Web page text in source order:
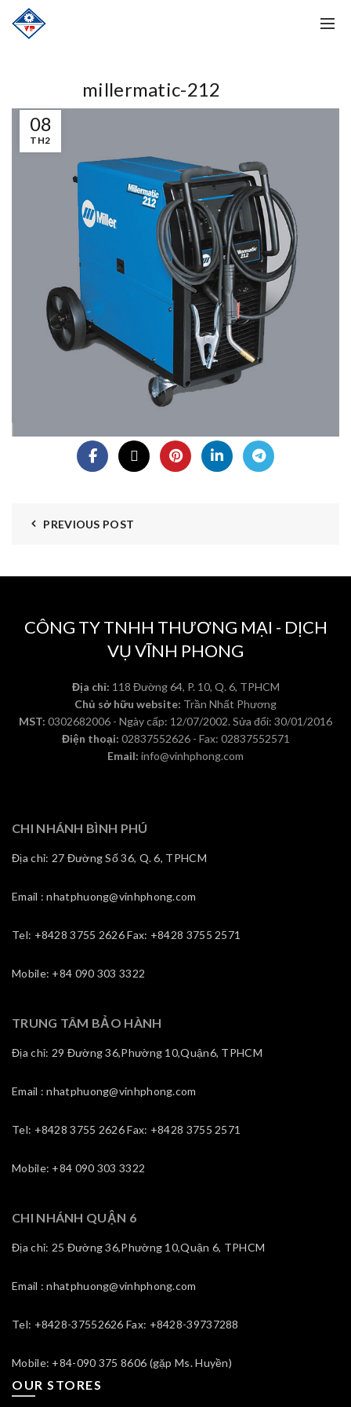
08
TH2
millermatic-212
PREVIOUS POST
CÔNG TY TNHH THƯƠNG MẠI - DỊCH
VỤ VĨNH PHONG
Địa chỉ: 118 Đường 64, P. 10, Q. 6, TPHCM
Chủ sở hữu website: Trần Nhất Phương
MST: 0302682006 - Ngày cấp: 12/07/2002. Sửa đổi: 30/01/2016
Điện thoại: 02837552626 - Fax: 02837552571
Email: info@vinhphong.com
CHI NHÁNH BÌNH PHÚ
Địa chỉ: 27 Đường Số 36, Q. 6, TPHCM
Email : nhatphuong@vinhphong.com
Tel: +8428 3755 2626 Fax: +8428 3755 2571
Mobile: +84 090 303 3322
TRUNG TÂM BẢO HÀNH
Địa chỉ: 29 Đường 36,Phường 10,Quận6, TPHCM
Email : nhatphuong@vinhphong.com
Tel: +8428 3755 2626 Fax: +8428 3755 2571
Mobile: +84 090 303 3322
CHI NHÁNH QUẬN 6
Địa chỉ: 25 Đường 36,Phường 10,Quận 6, TPHCM
Email : nhatphuong@vinhphong.com
Tel: +8428-37552626 Fax: +8428-39737288
Mobile: +84-090 375 8606 (gặp Ms. Huyền)
OUR STORES